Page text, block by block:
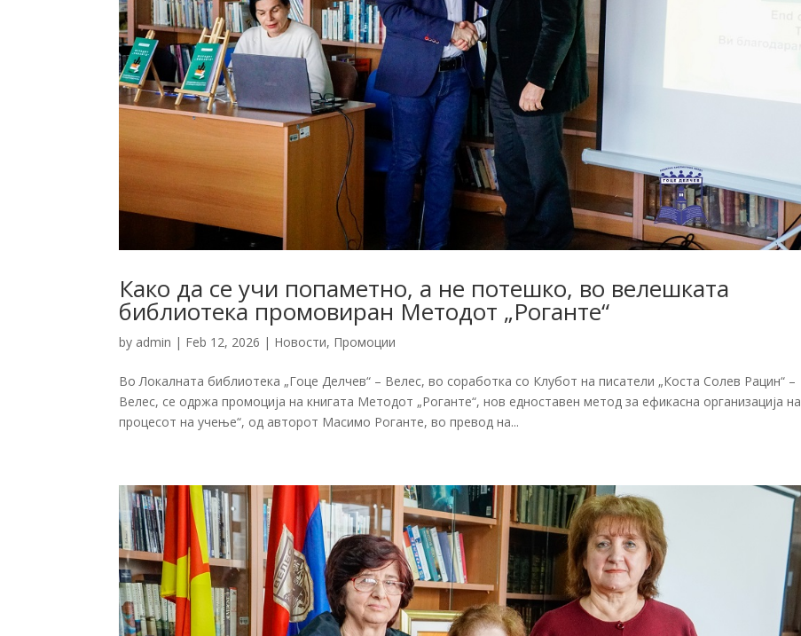
Како да се учи попаметно, а не потешко, во велешката
библиотека промовиран Методот „Роганте“
by admin | Feb 12, 2026 | Новости, Промоции
Во Локалната библиотека „Гоце Делчев“ – Велес, во соработка со Клубот на писатели „Коста Солев Рацин“ –
Велес, се одржа промоција на книгата Методот „Роганте“, нов едноставен метод за ефикасна организација на
процесот на учење“, од авторот Масимо Роганте, во превод на...